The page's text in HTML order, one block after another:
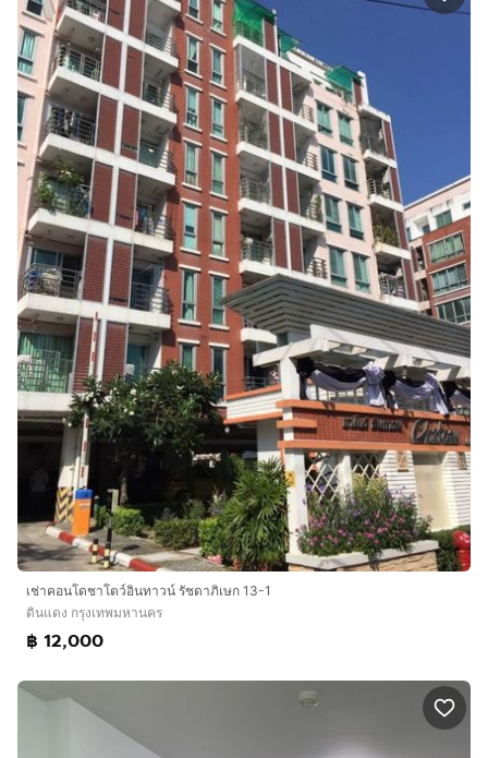
เช่าคอนโดชาโตว์อินทาวน์​ รัชดาภิเษก​ ​13-1​
ดินแดง กรุงเทพมหานคร
฿ 12,000